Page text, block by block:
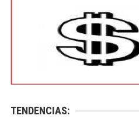
TENDENCIAS: